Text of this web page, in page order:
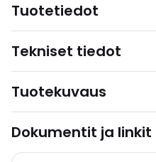
Tuotetiedot
Tekniset tiedot
Tuotekuvaus
Dokumentit ja linkit